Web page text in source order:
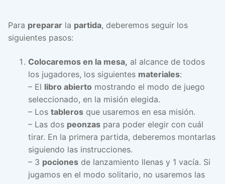
Para preparar la partida, deberemos seguir los
siguientes pasos:
Colocaremos en la mesa, al alcance de todos
los jugadores, los siguientes materiales:
– El libro abierto mostrando el modo de juego
seleccionado, en la misión elegida.
– Los tableros que usaremos en esa misión.
– Las dos peonzas para poder elegir con cuál
tirar. En la primera partida, deberemos montarlas
siguiendo las instrucciones.
– 3 pociones de lanzamiento llenas y 1 vacía. Si
jugamos en el modo solitario, no usaremos las